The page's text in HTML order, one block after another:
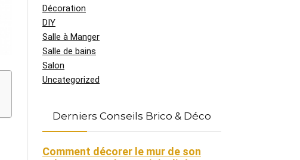
Décoration
DIY
Salle à Manger
Salle de bains
Salon
Uncategorized
Derniers Conseils Brico & Déco
Comment décorer le mur de son